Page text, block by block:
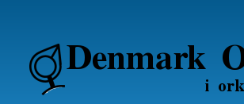
Denmarkonline.dk -